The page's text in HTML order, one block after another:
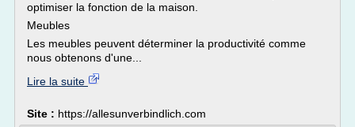
optimiser la fonction de la maison.
Meubles
Les meubles peuvent déterminer la productivité comme
nous obtenons d'une...
Lire la suite
Site : https://allesunverbindlich.com